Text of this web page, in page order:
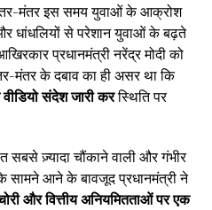
मंतर इस समय युवाओं के आक्रोश
धांधलियों से परेशान युवाओं के बढ़ते
प्रधानमंत्री नरेंद्र मोदी को
मंतर के दबाव का ही असर था कि
वीडियो संदेश जारी करस्थिति पर
ज़्यादा चौंकाने वाली और गंभीर
सामने आने के बावजूद प्रधानमंत्री ने
और वित्तीय अनियमितताओं पर एक